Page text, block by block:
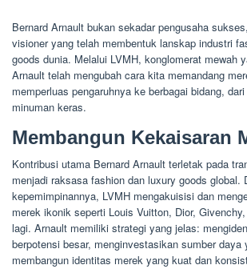
Bernard Arnault bukan sekadar pengusaha
visioner yang telah membentuk lanskap industri
goods dunia. Melalui LVMH, konglomerat mewah
Arnault telah mengubah cara kita memandang
memperluas pengaruhnya ke berbagai bidang,
minuman keras.
Membangun Kekaisaran
Kontribusi utama Bernard Arnault terletak pada
menjadi raksasa fashion dan luxury goods global.
kepemimpinannya, LVMH mengakuisisi dan
merek ikonik seperti Louis Vuitton, Dior,
lagi. Arnault memiliki strategi yang jelas:
berpotensi besar, menginvestasikan sumber daya
membangun identitas merek yang kuat dan